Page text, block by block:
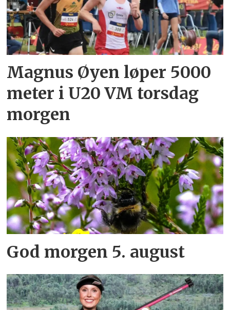
Magnus Øyen løper 5000
meter i U20 VM torsdag
morgen
God morgen 5. august